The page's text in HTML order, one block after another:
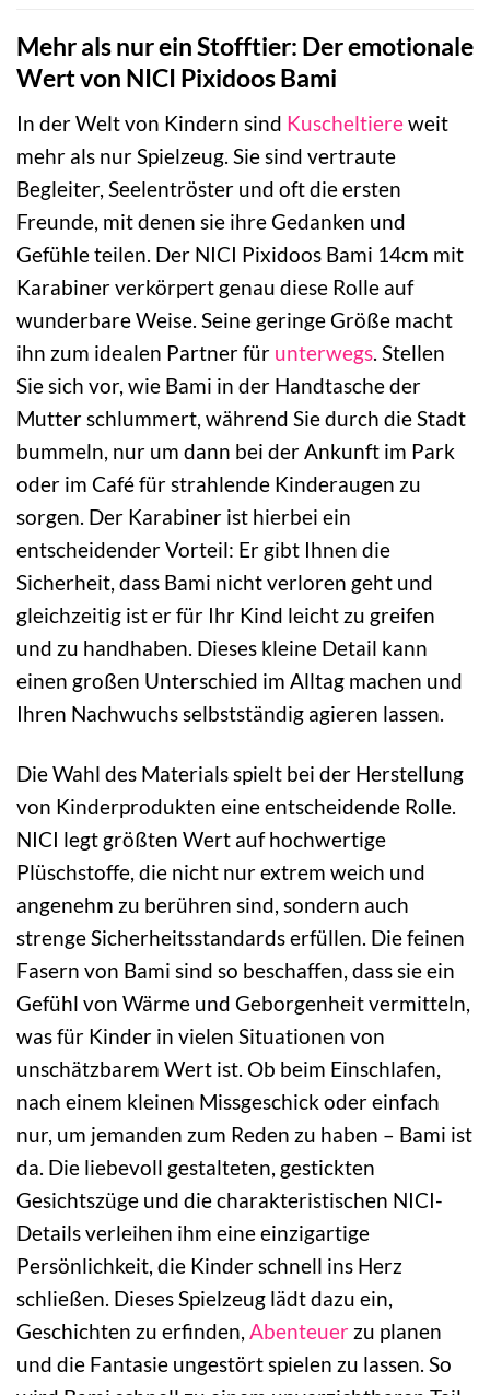
Mehr als nur ein Stofftier: Der emotionale
Wert von NICI Pixidoos Bami
In der Welt von Kindern sind Kuscheltiereweit
mehr als nur Spielzeug. Sie sind vertraute
Begleiter, Seelentröster und oft die ersten
Freunde, mit denen sie ihre Gedanken und
Gefühle teilen. Der NICI Pixidoos Bami 14cm mit
Karabiner verkörpert genau diese Rolle auf
wunderbare Weise. Seine geringe Größe macht
ihn zum idealen Partner für unterwegs. Stellen
Sie sich vor, wie Bami in der Handtasche der
Mutter schlummert, während Sie durch die Stadt
bummeln, nur um dann bei der Ankunft im Park
oder im Café für strahlende Kinderaugen zu
sorgen. Der Karabiner ist hierbei ein
entscheidender Vorteil: Er gibt Ihnen die
Sicherheit, dass Bami nicht verloren geht und
gleichzeitig ist er für Ihr Kind leicht zu greifen
und zu handhaben. Dieses kleine Detail kann
einen großen Unterschied im Alltag machen und
Ihren Nachwuchs selbstständig agieren lassen.
Die Wahl des Materials spielt bei der Herstellung
von Kinderprodukten eine entscheidende Rolle.
NICI legt größten Wert auf hochwertige
Plüschstoffe, die nicht nur extrem weich und
angenehm zu berühren sind, sondern auch
strenge Sicherheitsstandards erfüllen. Die feinen
Fasern von Bami sind so beschaffen, dass sie ein
Gefühl von Wärme und Geborgenheit vermitteln,
was für Kinder in vielen Situationen von
unschätzbarem Wert ist. Ob beim Einschlafen,
nach einem kleinen Missgeschick oder einfach
nur, um jemanden zum Reden zu haben – Bami ist
da. Die liebevoll gestalteten, gestickten
Gesichtszüge und die charakteristischen NICI-
Details verleihen ihm eine einzigartige
Persönlichkeit, die Kinder schnell ins Herz
schließen. Dieses Spielzeug lädt dazu ein,
Geschichten zu erfinden, Abenteuer zu planen
und die Fantasie ungestört spielen zu lassen. So